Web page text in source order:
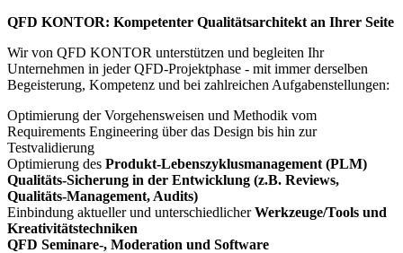
QFD KONTOR: Kompetenter Qualitätsarchitekt an Ihrer Seite
Wir von QFD KONTOR unterstützen und begleiten Ihr
Unternehmen in jeder QFD-Projektphase - mit immer derselben
Begeisterung, Kompetenz und bei zahlreichen Aufgabenstellungen:
Optimierung der Vorgehensweisen und Methodik vom
Requirements Engineering über das Design bis hin zur
Testvalidierung
Optimierung des Produkt-Lebenszyklusmanagement (PLM)
Qualitäts-Sicherung in der Entwicklung (z.B. Reviews,
Qualitäts-Management, Audits)
Einbindung aktueller und unterschiedlicherWerkzeuge/Tools und
Kreativitätstechniken
QFD Seminare-, Moderation und Software